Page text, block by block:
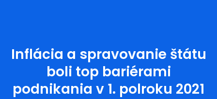
Inflácia a spravovanie štátu
boli top bariérami
podnikania v 1. polroku 2021